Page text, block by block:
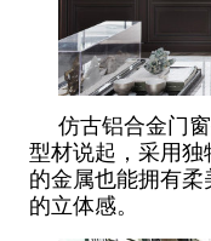
仿古铝合金门
型材说起，采用
的金属也能拥有
的立体感。